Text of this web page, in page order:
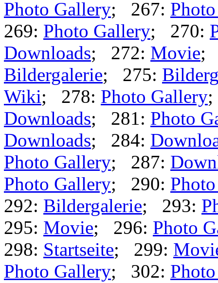
Photo Gallery; 267:
269: Photo Gallery; 270:
Downloads; 272: Movie;
Bildergalerie; 275:
Wiki; 278: Photo Gallery
Downloads; 281: Photo
Downloads; 284:
Photo Gallery; 287:
Photo Gallery; 290:
292: Bildergalerie; 293:
295: Movie; 296: Photo
298: Startseite; 299:
Photo Gallery; 302: